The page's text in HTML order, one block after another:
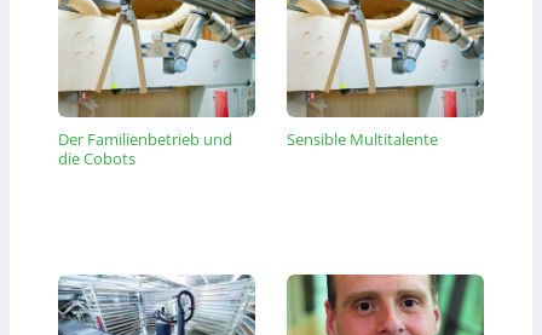
Der Familienbetrieb und
die Cobots
Sensible Multitalente